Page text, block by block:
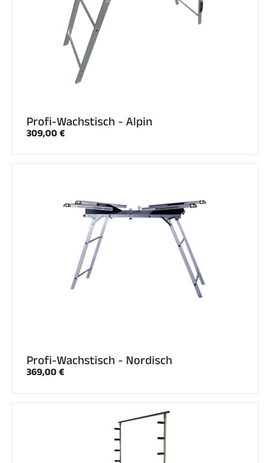
SKIFAHREN IN JEDEM GELÄNDE
SKILANGLAUF
Profi-Wachstisch - Alpin
309,00 €
Profi-Wachstisch - Nordisch
369,00 €